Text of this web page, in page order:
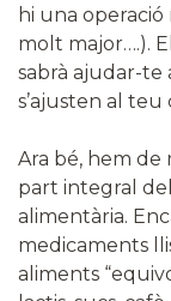
hi una
molt major….).
sabrà ajudar-te
s’ajusten al teu
Ara bé, hem
part integral
alimentària.
medicaments
aliments